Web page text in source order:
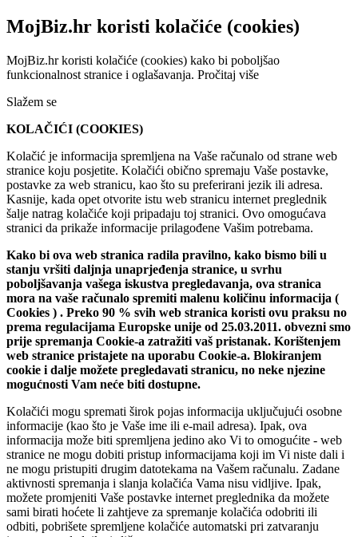
MojBiz.hr koristi kolačiće (cookies)
MojBiz.hr koristi kolačiće (cookies) kako bi poboljšao
funkcionalnost stranice i oglašavanja. Pročitaj više
Slažem se
KOLAČIĆI (COOKIES)
Kolačić je informacija spremljena na Vaše računalo od strane web
stranice koju posjetite. Kolačići obično spremaju Vaše postavke,
postavke za web stranicu, kao što su preferirani jezik ili adresa.
Kasnije, kada opet otvorite istu web stranicu internet preglednik
šalje natrag kolačiće koji pripadaju toj stranici. Ovo omogućava
stranici da prikaže informacije prilagođene Vašim potrebama.
Kako bi ova web stranica radila pravilno, kako bismo bili u
stanju vršiti daljnja unaprjeđenja stranice, u svrhu
poboljšavanja vašega iskustva pregledavanja, ova stranica
mora na vaše računalo spremiti malenu količinu informacija (
Cookies ) . Preko 90 % svih web stranica koristi ovu praksu no
prema regulacijama Europske unije od 25.03.2011. obvezni smo
prije spremanja Cookie-a zatražiti vaš pristanak. Korištenjem
web stranice pristajete na uporabu Cookie-a. Blokiranjem
cookie i dalje možete pregledavati stranicu, no neke njezine
mogućnosti Vam neće biti dostupne.
Kolačići mogu spremati širok pojas informacija uključujući osobne
informacije (kao što je Vaše ime ili e-mail adresa). Ipak, ova
informacija može biti spremljena jedino ako Vi to omogućite - web
stranice ne mogu dobiti pristup informacijama koji im Vi niste dali i
ne mogu pristupiti drugim datotekama na Vašem računalu. Zadane
aktivnosti spremanja i slanja kolačića Vama nisu vidljive. Ipak,
možete promjeniti Vaše postavke internet preglednika da možete
sami birati hoćete li zahtjeve za spremanje kolačića odobriti ili
odbiti, pobrišete spremljene kolačiće automatski pri zatvaranju